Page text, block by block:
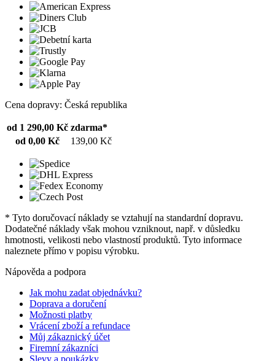
Cena dopravy: Česká republika
od 1 290,00 Kč zdarma*
od 0,00 Kč
139,00 Kč
* Tyto doručovací náklady se vztahují na standardní dopravu.
Dodatečné náklady však mohou vzniknout, např. v důsledku
hmotnosti, velikosti nebo vlastností produktů. Tyto informace
naleznete přímo v popisu výrobku.
Nápověda a podpora
Jak mohu zadat objednávku?
Doprava a doručení
Možnosti platby
Vrácení zboží a refundace
Můj zákaznický účet
Firemní zákazníci
Slevy a poukázky